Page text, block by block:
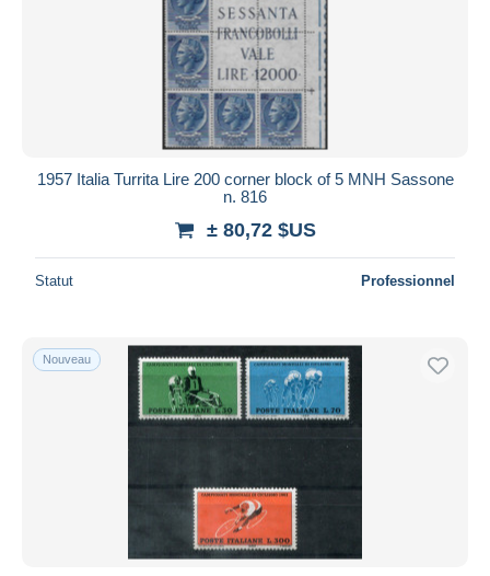
1957 Italia Turrita Lire 200 corner block of 5 MNH Sassone
n. 816
± 80,72 $US
Statut Professionnel
Nouveau